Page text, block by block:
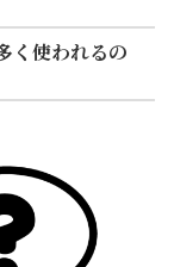
く使われるの